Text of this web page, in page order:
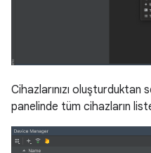
Cihazlarınızı
panelinde tüm cihazların